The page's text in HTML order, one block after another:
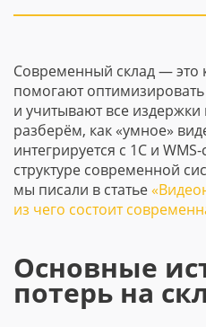
Современный склад — это
помогают
и учитывают все издержки
разберём, как «умное»
интегрируется с 1С и
структуре современной
мы писали в статье
из чего состоит
Основные
потерь на